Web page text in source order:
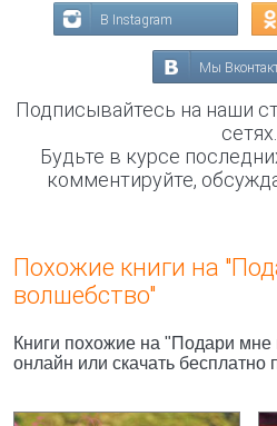
В Instagram
Мы
Подписывайтесь на наши
сетях.
Будьте в курсе
комментируйте,
Похожие книги на
волшебство"
Книги похожие на "Подари мне
онлайн или скачать бесплатно